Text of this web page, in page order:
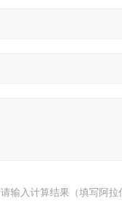
请输入计算结果（填写阿